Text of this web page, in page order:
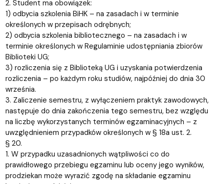
2. Student ma obowiązek:
1) odbycia szkolenia BiHK – na zasadach i w terminie
określonych w przepisach odrębnych;
2) odbycia szkolenia bibliotecznego – na zasadach i w
terminie określonych w Regulaminie udostępniania zbiorów
Biblioteki UG;
3) rozliczenia się z Biblioteką UG i uzyskania potwierdzenia
rozliczenia – po każdym roku studiów, najpóźniej do dnia 30
września.
3. Zaliczenie semestru, z wyłączeniem praktyk zawodowych,
następuje do dnia zakończenia tego semestru, bez względu
na liczbę wykorzystanych terminów egzaminacyjnych – z
uwzględnieniem przypadków określonych w § 18a ust. 2.
§ 20.
1. W przypadku uzasadnionych wątpliwości co do
prawidłowego przebiegu egzaminu lub oceny jego wyników,
prodziekan może wyrazić zgodę na składanie egzaminu